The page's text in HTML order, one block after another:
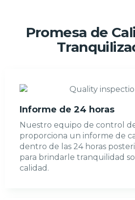
Promesa de
Informe de 24 horas
Nuestro equipo de control
proporciona un informe de
dentro de las 24 horas
para brindarle tranquilidad
calidad.